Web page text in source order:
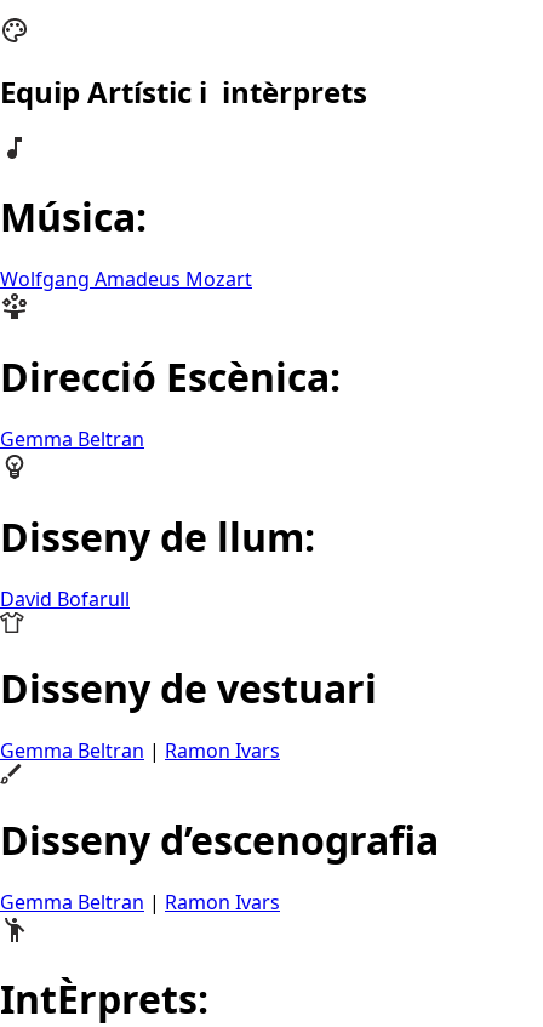
Equip Artístic i intèrprets
Música:
Wolfgang Amadeus Mozart
Direcció Escènica:
Gemma Beltran
Disseny de llum:
David Bofarull
Disseny de vestuari
Gemma Beltran | Ramon Ivars
Disseny d’escenografia
Gemma Beltran | Ramon Ivars
IntÈrprets: